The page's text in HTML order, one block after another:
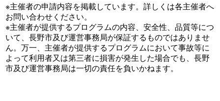
※主催者の申請内容を掲載しています。詳しくは各主催者へ
お問い合わせください。
※主催者が提供するプログラムの内容、安全性、品質等につ
いて、長野市及び運営事務局が保証するものではありませ
ん。万一、主催者が提供するプログラムにおいて事故等に
よって利用者又は第三者に損害が発生した場合でも、長野
市及び運営事務局は一切の責任を負いかねます。